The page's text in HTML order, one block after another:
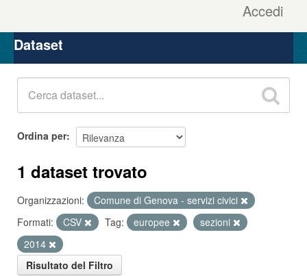
Accedi
Organizzazioni
Gruppi
Dataset
Ordina per
1 dataset trovato
Organizzazioni:
Comune di Genova - servizi civici
Formati:
CSV Tag: europee
sezioni
2014
Risultato del Filtro